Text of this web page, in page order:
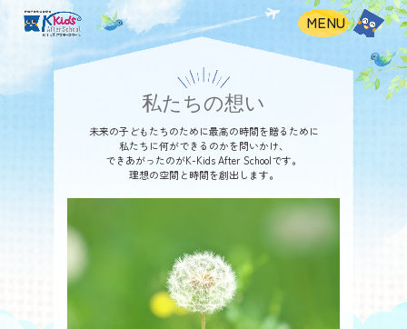
MENU
私たちの想い
未来の子どもたちのために最高の時間を贈るために
私たちに何ができるのかを問いかけ、
できあがったのがK-Kids After Schoolです。
理想の空間と時間を創出します。